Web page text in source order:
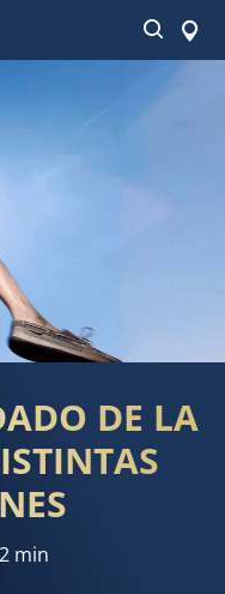
Buscar
DE LA
min